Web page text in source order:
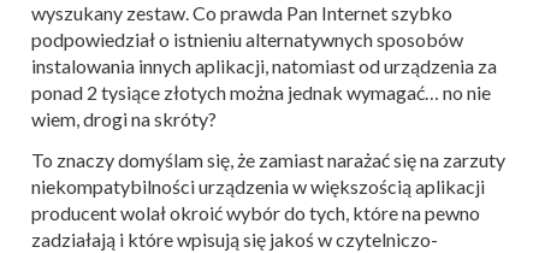
wyszukany zestaw. Co prawda Pan Internet szybko
podpowiedział o istnieniu alternatywnych sposobów
instalowania innych aplikacji, natomiast od urządzenia za
ponad 2 tysiące złotych można jednak wymagać… no nie
wiem, drogi na skróty?
To znaczy domyślam się, że zamiast narażać się na zarzuty
niekompatybilności urządzenia w większością aplikacji
producent wolał okroić wybór do tych, które na pewno
zadziałają i które wpisują się jakoś w czytelniczo-